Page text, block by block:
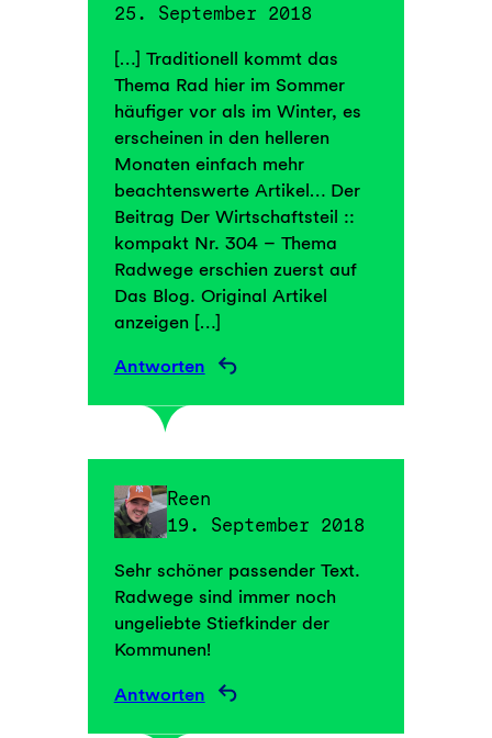
25. September 2018
[…] Traditionell kommt das
Thema Rad hier im Sommer
häufiger vor als im Winter, es
erscheinen in den helleren
Monaten einfach mehr
beachtenswerte Artikel… Der
Beitrag Der Wirtschaftsteil ::
kompakt Nr. 304 – Thema
Radwege erschien zuerst auf
Das Blog. Original Artikel
anzeigen […]
Antworten
Reen
19. September 2018
Sehr schöner passender Text.
Radwege sind immer noch
ungeliebte Stiefkinder der
Kommunen!
Antworten